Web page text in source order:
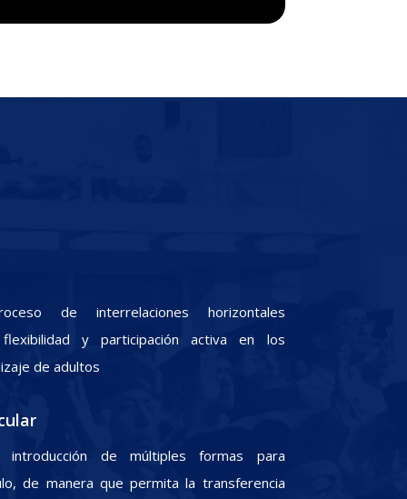
de interrelaciones horizontales
y participación activa en los
de adultos
introducción de múltiples formas para
de manera que permita la transferencia